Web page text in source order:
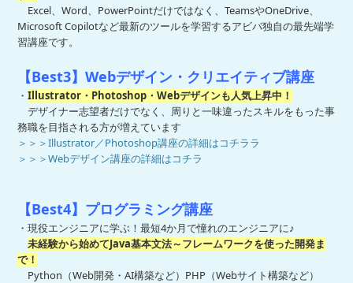
Excel、Word、PowerPointだけではなく、TeamsやOneDrive、
Microsoft Copilotなど最新のツールを学習するアビバ独自の最先端学
習講座です。
【Best3】Webデザイン・クリエイティブ講座
・Illustrator・Photoshop・Webデザインも人気上昇中！
デザイナー志望者だけでなく、周りと一味違ったスキルをもった事
務職を目指される方が増えています
＞＞＞Illustrator／Photoshop講座の詳細はコチララ
＞＞＞Webデザイン講座の詳細はコチラ
【Best4】プログラミング講座
・現役エンジニアに学ぶ！最短4か月で憧れのエンジニアに♪
未経験から始めてJava基本文法～フレームワークを使った開発ま
で！
Python（Web開発・AI構築など）PHP（Webサイト構築など）